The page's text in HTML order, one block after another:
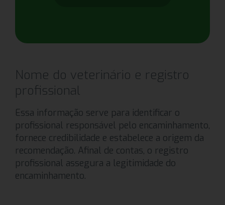
Nome do veterinário e registro
profissional
Essa informação serve para identificar o
profissional responsável pelo encaminhamento,
fornece credibilidade e estabelece a origem da
recomendação. Afinal de contas, o registro
profissional assegura a legitimidade do
encaminhamento.